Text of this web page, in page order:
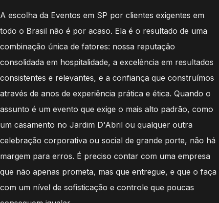
A escolha da Eventos em SP por clientes exigentes em
todo o Brasil não é por acaso. Ela é o resultado de uma
combinação única de fatores: nossa reputação
consolidada em hospitalidade, a excelência em resultados
consistentes e relevantes, e a confiança que construímos
através de anos de experiência prática e ética. Quando o
assunto é um evento que exige o mais alto padrão, como
um casamento no Jardim D'Abril ou qualquer outra
celebração corporativa ou social de grande porte, não há
margem para erros. É preciso contar com uma empresa
que não apenas prometa, mas que entregue, e que o faça
com um nível de sofisticação e controle que poucas